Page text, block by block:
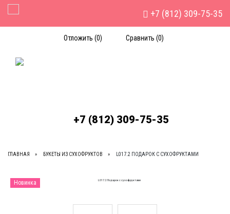
Отложить (0) Сравнить (0)
+7 (812) 309-75-35
+7 (812) 309-75-35
Toggle Navigation
ГЛАВНАЯ БУКЕТЫ ИЗ СУХОФРУКТОВ L017.2 ПОДАРОК С СУХОФРУКТАМИ
Новинка